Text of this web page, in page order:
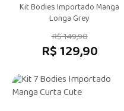
Kit Bodies Importado Manga
Longa Grey
R$ 149,90
R$ 129,90